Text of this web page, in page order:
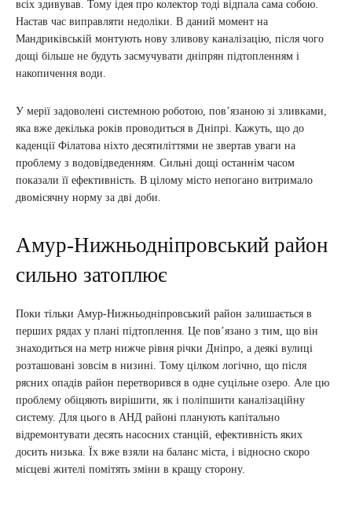
всіх здивував. Тому ідея про колектор тоді відпала сама собою.
Настав час виправляти недоліки. В даний момент на
Мандриківській монтують нову зливову каналізацію, після чого
дощі більше не будуть засмучувати дніпрян підтопленням і
накопичення води.
У мерії задоволені системною роботою, пов’язаною зі зливками,
яка вже декілька років проводиться в Дніпрі. Кажуть, що до
каденції Філатова ніхто десятиліттями не звертав уваги на
проблему з водовідведенням. Сильні дощі останнім часом
показали її ефективність. В цілому місто непогано витримало
двомісячну норму за дві доби.
Амур-Нижньодніпровський район
сильно затоплює
Поки тільки Амур-Нижньодніпровський район залишається в
перших рядах у плані підтоплення. Це пов’язано з тим, що він
знаходиться на метр нижче рівня річки Дніпро, а деякі вулиці
розташовані зовсім в низині. Тому цілком логічно, що після
рясних опадів район перетворився в одне суцільне озеро. Але цю
проблему обіцяють вирішити, як і поліпшити каналізаційну
систему. Для цього в АНД районі планують капітально
відремонтувати десять насосних станцій, ефективність яких
досить низька. Їх вже взяли на баланс міста, і відносно скоро
місцеві жителі помітять зміни в кращу сторону.